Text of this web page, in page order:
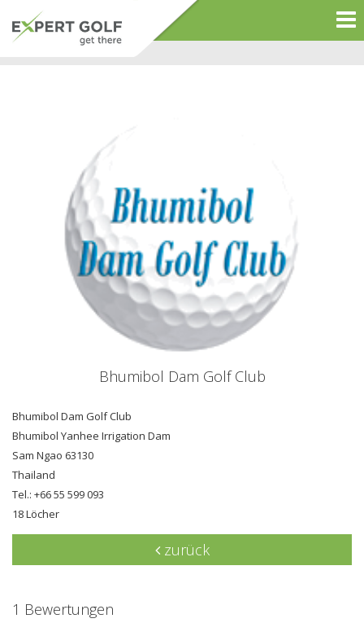
Bhumibol Dam Golf Club
Bhumibol Dam Golf Club
Bhumibol Yanhee Irrigation Dam
Sam Ngao 63130
Thailand
Tel.: +66 55 599 093
18 Löcher
zurück
1 Bewertungen